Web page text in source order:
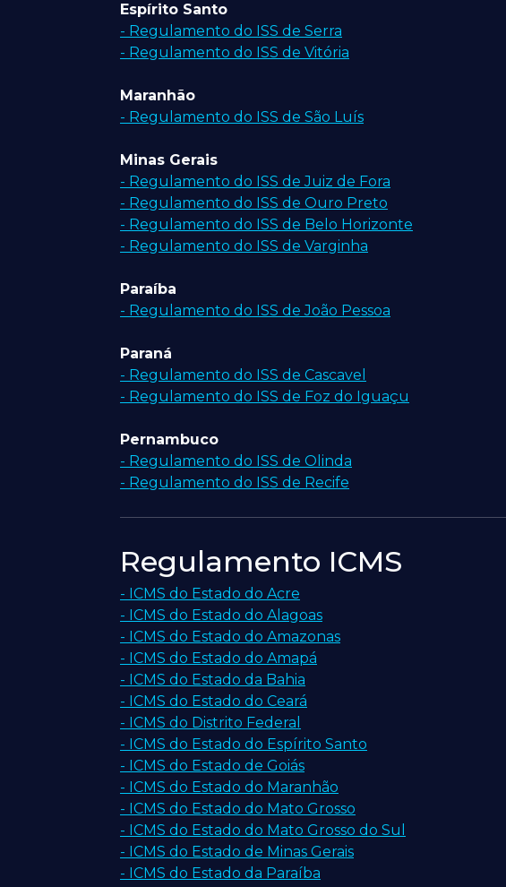
Espírito Santo
- Regulamento do ISS de Serra
- Regulamento do ISS de Vitória
Maranhão
- Regulamento do ISS de São Luís
Minas Gerais
- Regulamento do ISS de Juiz de Fora
- Regulamento do ISS de Ouro Preto
- Regulamento do ISS de Belo Horizonte
- Regulamento do ISS de Varginha
Paraíba
- Regulamento do ISS de João Pessoa
Paraná
- Regulamento do ISS de Cascavel
- Regulamento do ISS de Foz do Iguaçu
Pernambuco
- Regulamento do ISS de Olinda
- Regulamento do ISS de Recife
Regulamento ICMS
- ICMS do Estado do Acre
- ICMS do Estado do Alagoas
- ICMS do Estado do Amazonas
- ICMS do Estado do Amapá
- ICMS do Estado da Bahia
- ICMS do Estado do Ceará
- ICMS do Distrito Federal
- ICMS do Estado do Espírito Santo
- ICMS do Estado de Goiás
- ICMS do Estado do Maranhão
- ICMS do Estado do Mato Grosso
- ICMS do Estado do Mato Grosso do Sul
- ICMS do Estado de Minas Gerais
- ICMS do Estado da Paraíba